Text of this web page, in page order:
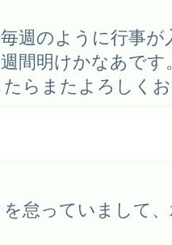
週のように行事
間明けかなあです
らまたよろしく
怠っていまして